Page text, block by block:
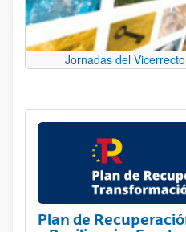
Jornadas del
Plan de